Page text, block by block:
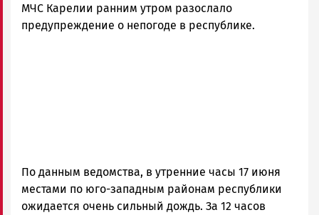
МЧС Карелии ранним утром разослало
предупреждение о непогоде в республике.
По данным ведомства, в утренние часы 17 июня
местами по юго-западным районам республики
ожидается очень сильный дождь. За 12 часов